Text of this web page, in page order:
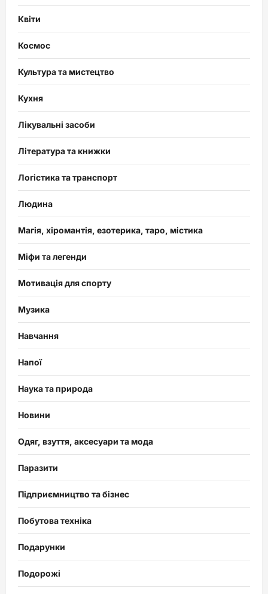
Квіти
Космос
Культура та мистецтво
Кухня
Лікувальні засоби
Література та книжки
Логістика та транспорт
Людина
Магія, хіромантія, езотерика, таро, містика
Міфи та легенди
Мотивація для спорту
Музика
Навчання
Напої
Наука та природа
Новини
Одяг, взуття, аксесуари та мода
Паразити
Підприємництво та бізнес
Побутова техніка
Подарунки
Подорожі